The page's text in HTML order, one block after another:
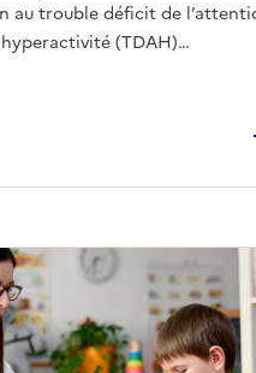
au trouble déficit de
hyperactivité (TDAH)…